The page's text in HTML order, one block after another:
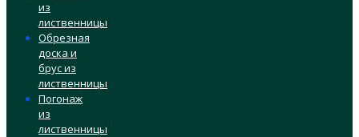
из
лиственницы
Обрезная
доска и
брус из
лиственницы
Погонаж
из
лиственницы